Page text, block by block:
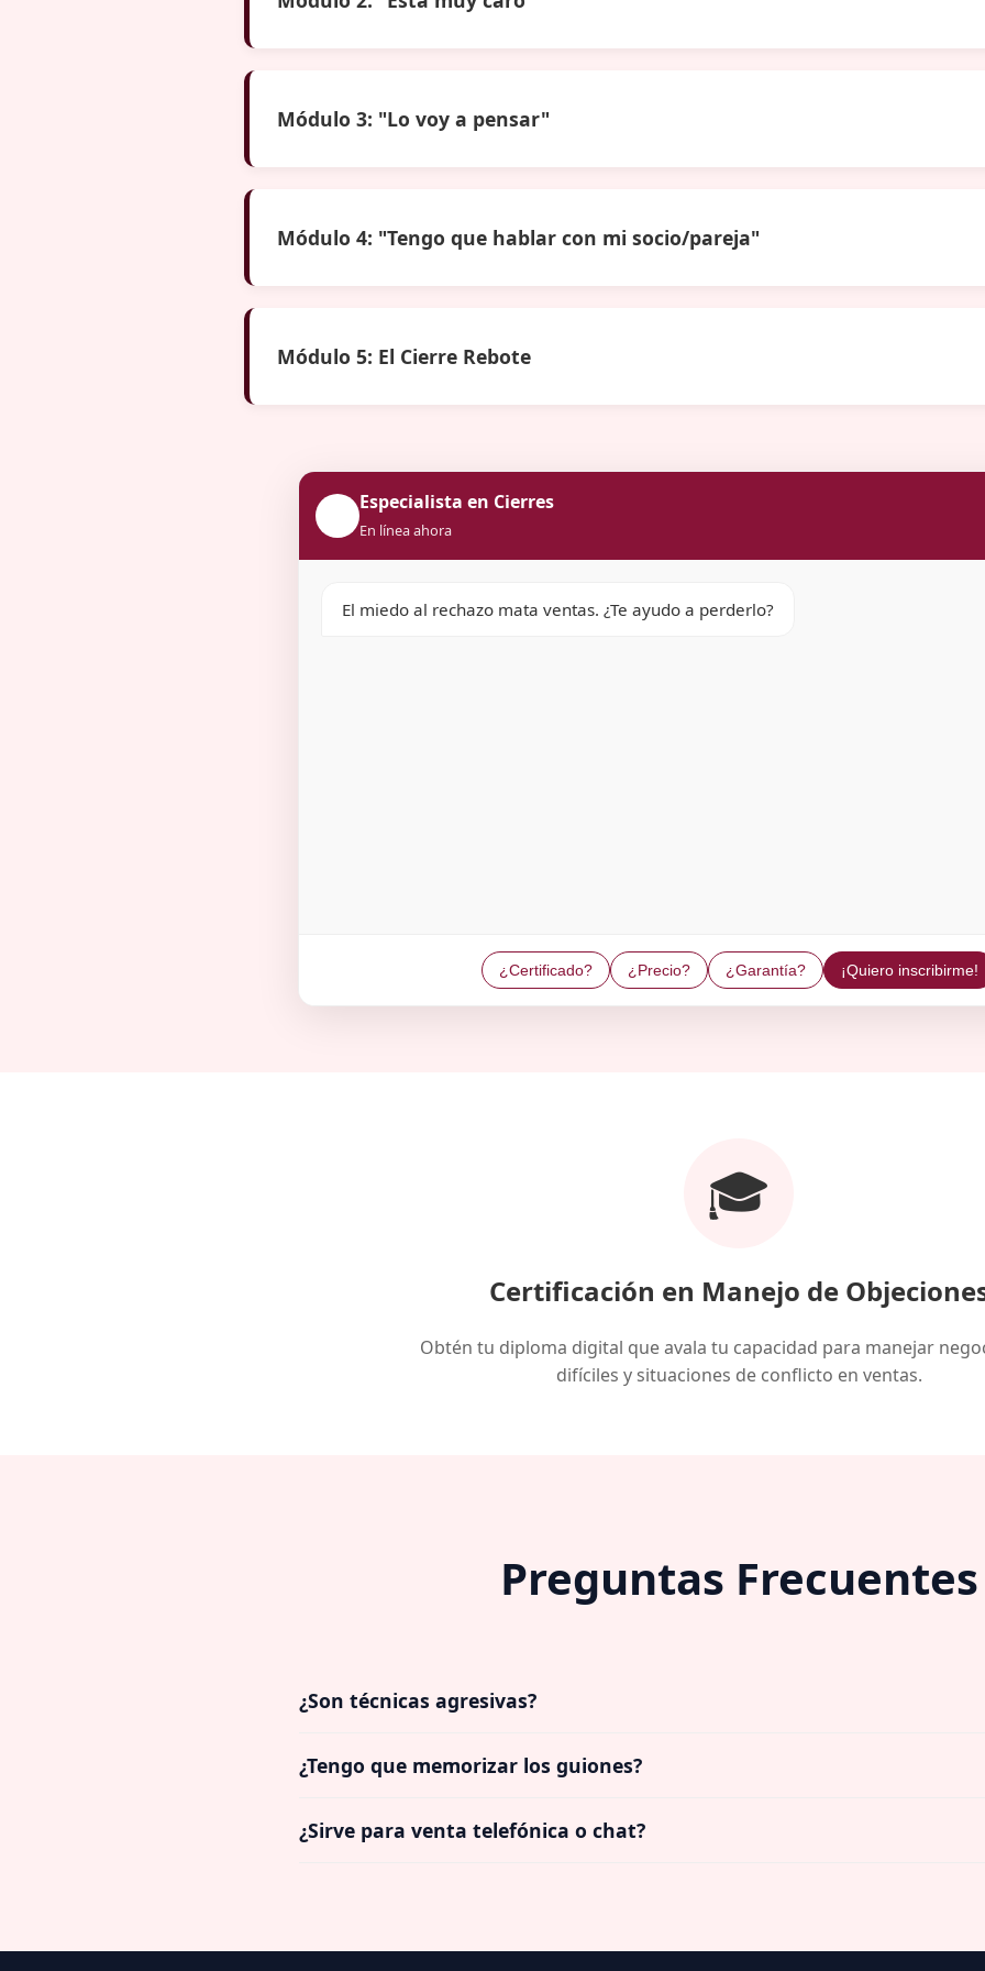
Módulo 3: "Lo voy a pensar"
Módulo 4: "Tengo que hablar con mi socio/pareja"
Módulo 5: El Cierre Rebote
Especialista en Cierres
En línea ahora
El miedo al rechazo mata ventas. ¿Te ayudo a perderlo?
¿Certificado? ¿Precio? ¿Garantía? ¡Quiero inscribirme!
🎓
Certificación en Manejo de
Obtén tu diploma digital que avala tu capacidad para manejar
difíciles y situaciones de conflicto en ventas.
Preguntas Frecuentes
¿Son técnicas agresivas?
¿Tengo que memorizar los guiones?
¿Sirve para venta telefónica o chat?